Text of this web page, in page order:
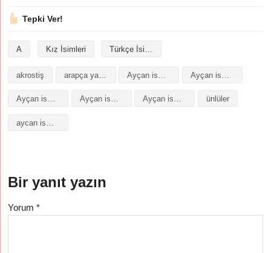
Tepki Ver!
A Kız İsimleri Türkçe İsimler
akrostiş arapça yazılışı
Ayçan isminin baş harfleriyle şiir Ayçan isminin kökeni Ayçan isminin numerolojisi ünlüler
Bir yanıt yazın
Yorum*